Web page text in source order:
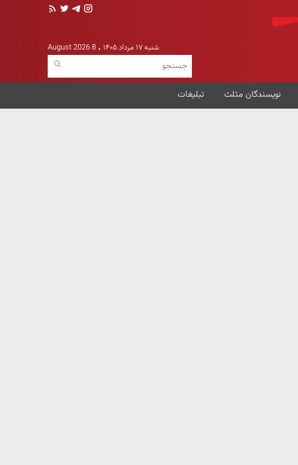
شنبه ۱۷ مرداد ۱۴۰۵ 8 August 2026
نویسندگان مثلث تبلیغات